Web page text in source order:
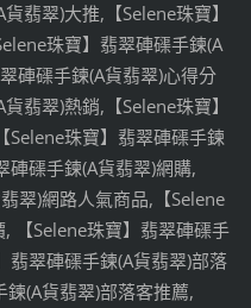
翡翠)大推,【Selene珠寶】
珠寶】翡翠硨磲手鍊(A
硨磲手鍊(A貨翡翠)心得分
翡翠)熱銷,【Selene珠寶】
Selene珠寶】翡翠硨磲手鍊
硨磲手鍊(A貨翡翠)網購,
翠)網路人氣商品,【Selene
【Selene珠寶】翡翠硨磲手
翡翠硨磲手鍊(A貨翡翠)部落
(A貨翡翠)部落客推薦,